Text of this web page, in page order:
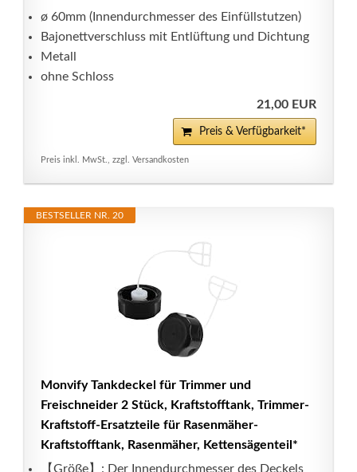
ø 60mm (Innendurchmesser des Einfüllstutzen)
Bajonettverschluss mit Entlüftung und Dichtung
Metall
ohne Schloss
21,00 EUR
Preis & Verfügbarkeit*
Preis inkl. MwSt., zzgl. Versandkosten
BESTSELLER NR. 20
Monvify Tankdeckel für Trimmer und
Freischneider 2 Stück, Kraftstofftank, Trimmer-
Kraftstoff-Ersatzteile für Rasenmäher-
Kraftstofftank, Rasenmäher, Kettensägenteil*
【Größe】: Der Innendurchmesser des Deckels